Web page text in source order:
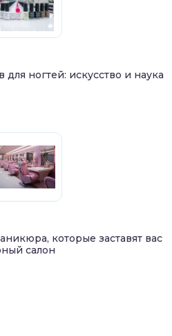
ногтей: искусство и наука
которые заставят вас
салон